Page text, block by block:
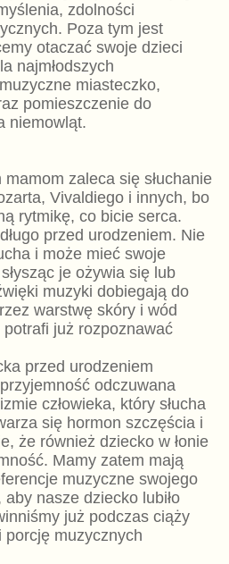
zdolności
Poza tym jest
otaczać swoje dzieci
najmłodszych
miasteczko,
pomieszczenie do
niemowląt.
mamom zaleca się słuchanie
Vivaldiego i innych, bo
rytmikę, co bicie serca.
przed urodzeniem. Nie
i może mieć swoje
je ożywia się lub
muzyki dobiegają do
warstwę skóry i wód
potrafi już rozpoznawać
przed urodzeniem
odczuwana
człowieka, który słucha
się hormon szczęścia i
że również dziecko w łonie
Mamy zatem mają
muzyczne swojego
nasze dziecko lubiło
już podczas ciąży
muzycznych